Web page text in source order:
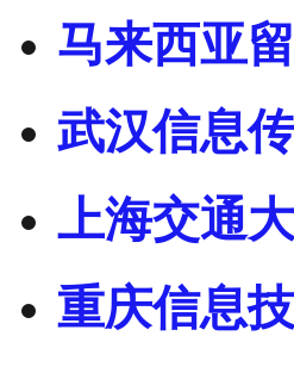
马来西亚
武汉信息
上海交通
重庆信息